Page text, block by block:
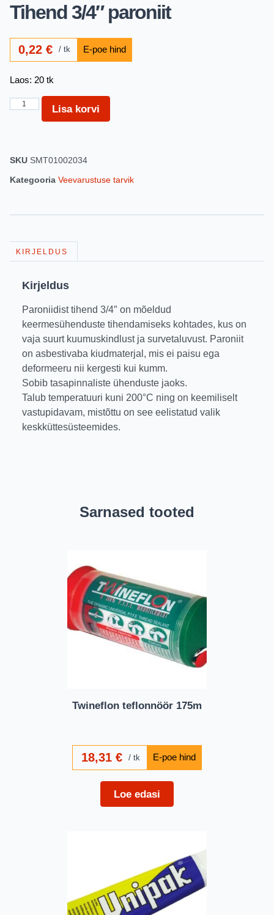
Tihend 3/4″ paroniit
0,22€ tk
Laos: 20 tk
Lisa korvi
SKU SMT01002034
Kategooria Veevarustuse tarvik
KIRJELDUS
Kirjeldus
Paroniidist tihend 3/4″ on mõeldud
keermesühenduste tihendamiseks kohtades, kus on
vaja suurt kuumuskindlust ja survetaluvust. Paroniit
on asbestivaba kiudmaterjal, mis ei paisu ega
deformeeru nii kergesti kui kumm.
Sobib tasapinnaliste ühenduste jaoks.
Talub temperatuuri kuni 200°C ning on keemiliselt
vastupidavam, mistõttu on see eelistatud valik
keskküttesüsteemides.
Sarnased tooted
Twineflon teflonnöör 175m
18,31 € tk
Loe edasi